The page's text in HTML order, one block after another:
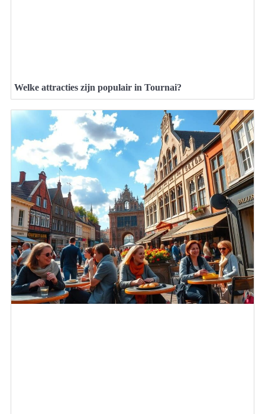
Welke attracties zijn populair in Tournai?